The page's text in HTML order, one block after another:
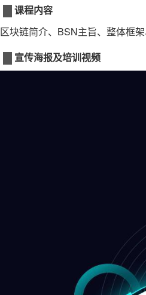
课程内容
区块链简介、BSN主旨、整体框
宣传海报及培训视频